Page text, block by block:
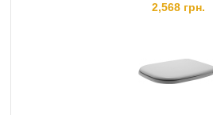
2,568 грн.